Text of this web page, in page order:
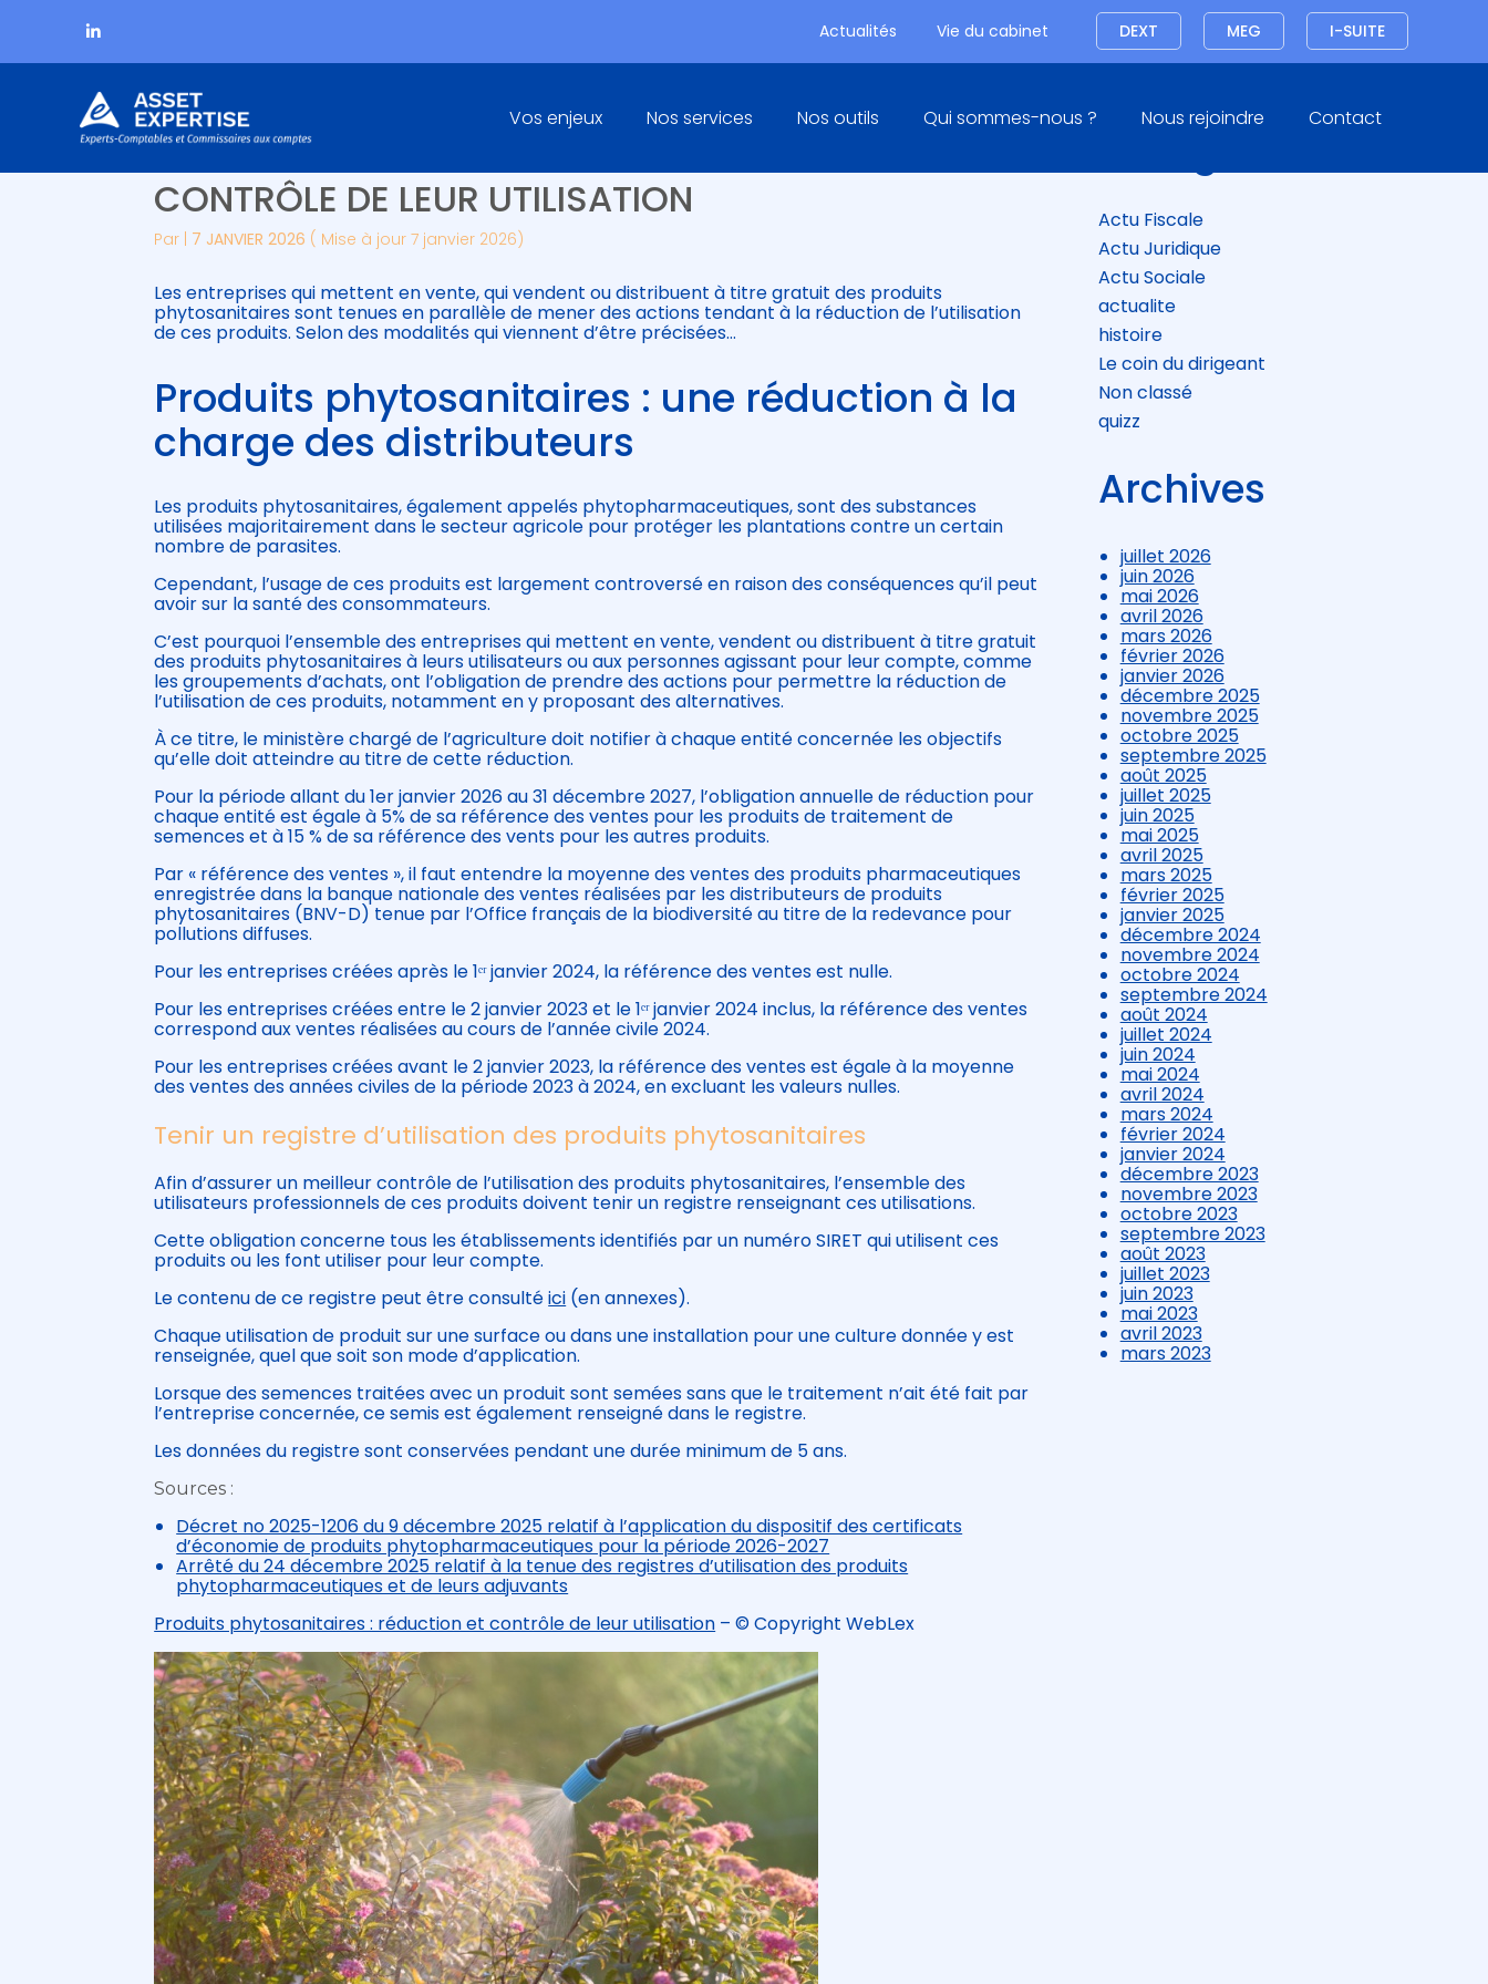
Actualités Vie du cabinet Connexion I-SUITE
MEG
DEXT
Aller
au
Principal
Vos enjeux Nos services Nos outils Qui sommes-nous ? Nous rejoindre Contact
PRODUITS PHYTOSANITAIRES : RÉDUCTION ET
CONTRÔLE DE LEUR UTILISATION
Par 7 JANVIER 2026 ( Mise à jour 7 janvier 2026)
Les entreprises qui mettent en vente, qui vendent ou distribuent à titre gratuit des produits
phytosanitaires sont tenues en parallèle de mener des actions tendant à la réduction de l’utilisation
de ces produits. Selon des modalités qui viennent d’être précisées…
Produits phytosanitaires : une réduction à la
charge des distributeurs
Les produits phytosanitaires, également appelés phytopharmaceutiques, sont des substances
utilisées majoritairement dans le secteur agricole pour protéger les plantations contre un certain
nombre de parasites.
Cependant, l’usage de ces produits est largement controversé en raison des conséquences qu’il peut
avoir sur la santé des consommateurs.
C’est pourquoi l’ensemble des entreprises qui mettent en vente, vendent ou distribuent à titre gratuit
des produits phytosanitaires à leurs utilisateurs ou aux personnes agissant pour leur compte, comme
les groupements d’achats, ont l’obligation de prendre des actions pour permettre la réduction de
l’utilisation de ces produits, notamment en y proposant des alternatives.
À ce titre, le ministère chargé de l’agriculture doit notifier à chaque entité concernée les objectifs
qu’elle doit atteindre au titre de cette réduction.
Pour la période allant du 1er janvier 2026 au 31 décembre 2027, l’obligation annuelle de réduction pour
chaque entité est égale à 5% de sa référence des ventes pour les produits de traitement de
semences et à 15 % de sa référence des vents pour les autres produits.
Par « référence des ventes », il faut entendre la moyenne des ventes des produits pharmaceutiques
enregistrée dans la banque nationale des ventes réalisées par les distributeurs de produits
phytosanitaires (BNV-D) tenue par l’Office français de la biodiversité au titre de la redevance pour
pollutions diffuses.
Pour les entreprises créées après le 1ᵉʳ janvier 2024, la référence des ventes est nulle.
Pour les entreprises créées entre le 2 janvier 2023 et le 1ᵉʳ janvier 2024 inclus, la référence des ventes
correspond aux ventes réalisées au cours de l’année civile 2024.
Pour les entreprises créées avant le 2 janvier 2023, la référence des ventes est égale à la moyenne
des ventes des années civiles de la période 2023 à 2024, en excluant les valeurs nulles.
Tenir un registre d’utilisation des produits phytosanitaires
Afin d’assurer un meilleur contrôle de l’utilisation des produits phytosanitaires, l’ensemble des
utilisateurs professionnels de ces produits doivent tenir un registre renseignant ces utilisations.
Cette obligation concerne tous les établissements identifiés par un numéro SIRET qui utilisent ces
produits ou les font utiliser pour leur compte.
Le contenu de ce registre peut être consultéici (en annexes).
Chaque utilisation de produit sur une surface ou dans une installation pour une culture donnée y est
renseignée, quel que soit son mode d’application.
Lorsque des semences traitées avec un produit sont semées sans que le traitement n’ait été fait par
l’entreprise concernée, ce semis est également renseigné dans le registre.
Les données du registre sont conservées pendant une durée minimum de 5 ans.
Sources :
Décret no 2025-1206 du 9 décembre 2025 relatif à l’application du dispositif des certificats
d’économie de produits phytopharmaceutiques pour la période 2026-2027
Arrêté du 24 décembre 2025 relatif à la tenue des registres d’utilisation des produits
phytopharmaceutiques et de leurs adjuvants
Produits phytosanitaires : réduction et contrôle de leur utilisation – © Copyright WebLex
Blog
Actu Fiscale
Actu Juridique
Actu Sociale
actualite
histoire
Le coin du dirigeant
Non classé
quizz
Archives
juillet 2026
juin 2026
mai 2026
avril 2026
mars 2026
février 2026
janvier 2026
décembre 2025
novembre 2025
octobre 2025
septembre 2025
août 2025
juillet 2025
juin 2025
mai 2025
avril 2025
mars 2025
février 2025
janvier 2025
décembre 2024
novembre 2024
octobre 2024
septembre 2024
août 2024
juillet 2024
juin 2024
mai 2024
avril 2024
mars 2024
février 2024
janvier 2024
décembre 2023
novembre 2023
octobre 2023
septembre 2023
août 2023
juillet 2023
juin 2023
mai 2023
avril 2023
mars 2023